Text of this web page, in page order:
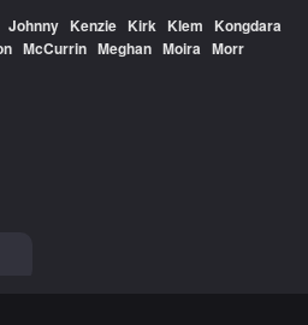
Johnny Kenzie Kirk Klem
Kongdara
McCurrin Meghan Moira Morr